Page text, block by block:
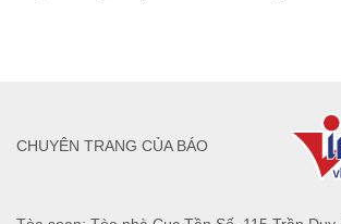
CHUYÊN TRANG CỦA BÁO